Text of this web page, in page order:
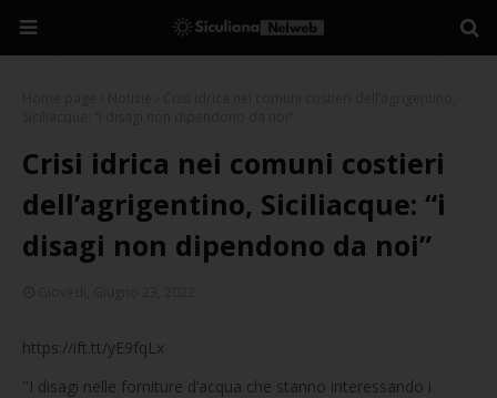
Crisi idrica nei comuni costieri
dell’agrigentino, Siciliacque: “i
disagi non dipendono da noi”
https://ift.tt/yE9fqLx
"I disagi nelle forniture d’acqua che stanno interessando i